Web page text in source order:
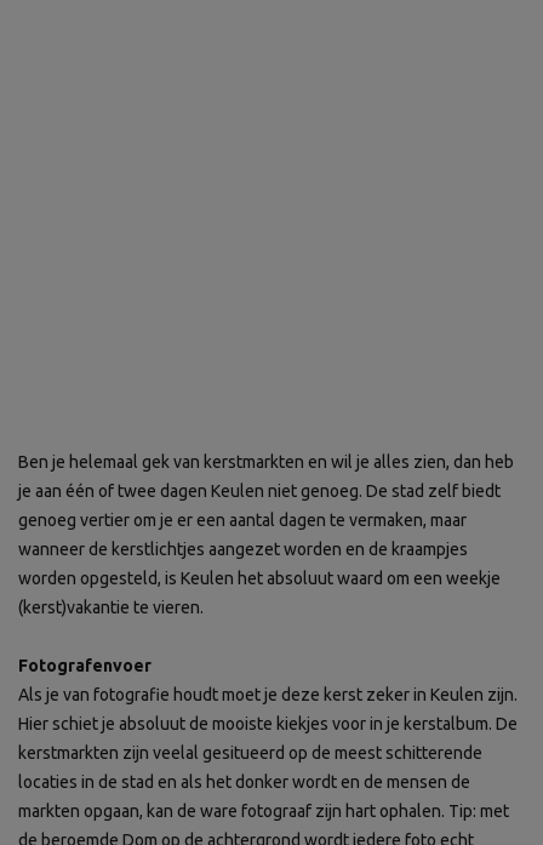
Ben je helemaal gek van kerstmarkten en wil je alles zien, dan heb
je aan één of twee dagen Keulen niet genoeg. De stad zelf biedt
genoeg vertier om je er een aantal dagen te vermaken, maar
wanneer de kerstlichtjes aangezet worden en de kraampjes
worden opgesteld, is Keulen het absoluut waard om een weekje
(kerst)vakantie te vieren.
Fotografenvoer
Als je van fotografie houdt moet je deze kerst zeker in Keulen zijn.
Hier schiet je absoluut de mooiste kiekjes voor in je kerstalbum. De
kerstmarkten zijn veelal gesitueerd op de meest schitterende
locaties in de stad en als het donker wordt en de mensen de
markten opgaan, kan de ware fotograaf zijn hart ophalen. Tip: met
de beroemde Dom op de achtergrond wordt iedere foto echt